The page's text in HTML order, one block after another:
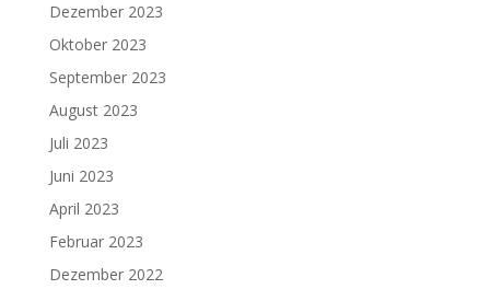
Dezember 2023
Oktober 2023
September 2023
August 2023
Juli 2023
Juni 2023
April 2023
Februar 2023
Dezember 2022